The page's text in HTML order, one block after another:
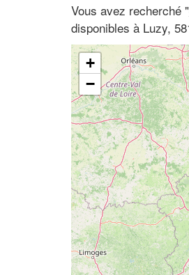
Vous avez recherché "
disponibles à Luzy,
+
−